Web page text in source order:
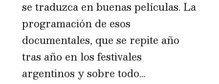
se traduzca en buenas películas. La
programación de esos
documentales, que se repite año
tras año en los festivales
argentinos y sobre todo...